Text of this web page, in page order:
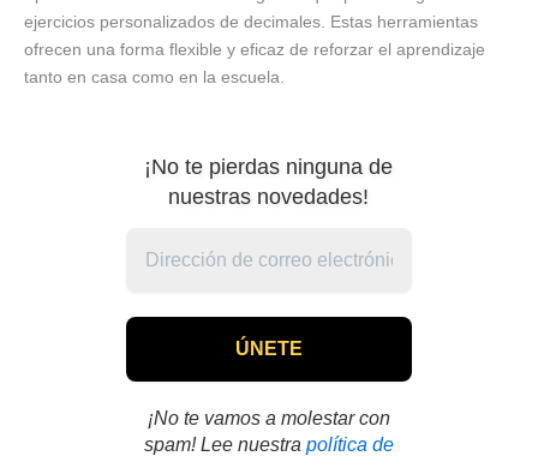
ejercicios personalizados de decimales. Estas herramientas
ofrecen una forma flexible y eficaz de reforzar el aprendizaje
tanto en casa como en la escuela.
¡No te pierdas ninguna de
nuestras novedades!
¡No te vamos a molestar con
spam! Lee nuestra política de